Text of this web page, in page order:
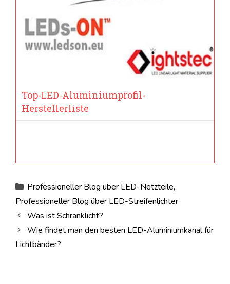
Top-LED-Aluminiumprofil-
Herstellerliste
Kategorien
Professioneller Blog über LED-Netzteile,
Professioneller Blog über LED-Streifenlichter
Was ist Schranklicht?
Wie findet man den besten LED-Aluminiumkanal für
Lichtbänder?